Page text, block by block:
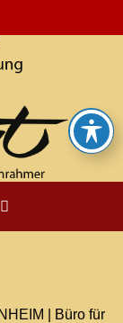
| Büro für